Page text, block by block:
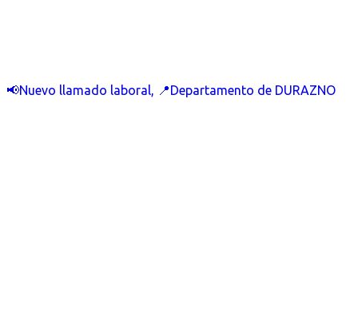
📢Nuevo llamado laboral, 📍Departamento de DURAZNO